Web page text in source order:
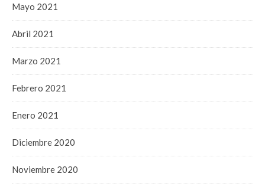
Mayo 2021
Abril 2021
Marzo 2021
Febrero 2021
Enero 2021
Diciembre 2020
Noviembre 2020